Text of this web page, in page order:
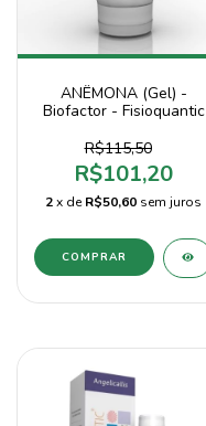
ANÊMONA (Gel) -
Biofactor - Fisioquantic
R$115,50
R$101,20
2x deR$50,60 sem juros